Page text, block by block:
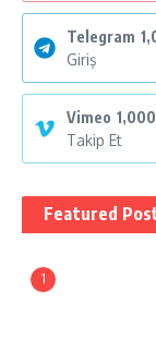
Telegram
Giriş
Vimeo 1,000
Takip Et
Featured
1